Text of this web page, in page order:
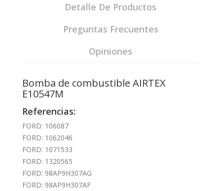
Detalle De Productos
Preguntas Frecuentes
Opiniones
Bomba de combustible AIRTEX
E10547M
Referencias:
FORD: 106087
FORD: 1062046
FORD: 1071533
FORD: 1320565
FORD: 98AP9H307AG
FORD: 98AP9H307AF